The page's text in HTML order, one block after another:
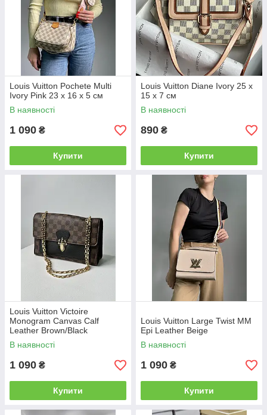
Louis Vuitton Pochete Multi
Ivory Pink 23 х 16 х 5 см
В наявності
1 090 ₴
Купити
Louis Vuitton Diane Ivory 25 x
15 x 7 см
В наявності
890 ₴
Купити
Louis Vuitton Victoire
Monogram Canvas Calf
Leather Brown/Black
В наявності
1 090 ₴
Купити
Louis Vuitton Large Twist MM
Epi Leather Beige
В наявності
1 090 ₴
Купити